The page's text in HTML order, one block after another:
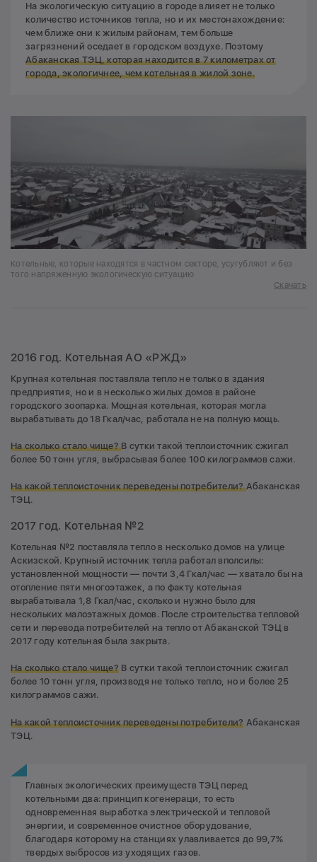
На экологическую ситуацию в городе влияет не только
количество источников тепла, но и их местонахождение:
чем ближе они к жилым районам, тем больше
загрязнений оседает в городском воздухе. Поэтому
Абаканская ТЭЦ, которая находится в 7 километрах от
города, экологичнее, чем котельная в жилой зоне.
Котельные, которые находятся в частном секторе, усугубляют и без
того напряженную экологическую ситуацию
Скачать
2016 год. Котельная АО «РЖД»
Крупная котельная поставляла тепло не только в здания
предприятия, но и в несколько жилых домов в районе
городского зоопарка. Мощная котельная, которая могла
вырабатывать до 18 Гкал/час, работала не на полную мощь.
На сколько стало чище?В сутки такой теплоисточник сжигал
более 50 тонн угля, выбрасывая более 100 килограммов сажи.
На какой теплоисточник переведены потребители?Абаканская
ТЭЦ.
2017 год. Котельная №2
Котельная №2 поставляла тепло в несколько домов на улице
Аскизской. Крупный источник тепла работал вполсилы:
установленной мощности — почти 3,4 Гкал/час — хватало бы на
отопление пяти многоэтажек, а по факту котельная
вырабатывала 1,8 Гкал/час, сколько и нужно было для
нескольких малоэтажных домов. После строительства тепловой
сети и перевода потребителей на тепло от Абаканской ТЭЦ в
2017 году котельная была закрыта.
На сколько стало чище?В сутки такой теплоисточник сжигал
более 10 тонн угля, производя не только тепло, но и более 25
килограммов сажи.
На какой теплоисточник переведены потребители? Абаканская
ТЭЦ.
Главных экологических преимуществ ТЭЦ перед
котельными два: принцип когенераци, то есть
одновременная выработка электрической и тепловой
энергии, и современное очистное оборудование,
благодаря которому на станциях улавливается до 99,7%
твердых выбросов из уходящих газов.